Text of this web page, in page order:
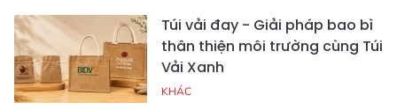
Túi vải đay - Giải pháp bao bì
thân thiện môi trường cùng Túi
Vải Xanh
KHÁC